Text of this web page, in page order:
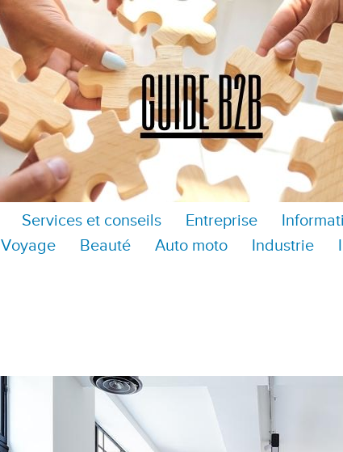
Services et conseils Entreprise
Voyage Beauté Auto moto Industrie